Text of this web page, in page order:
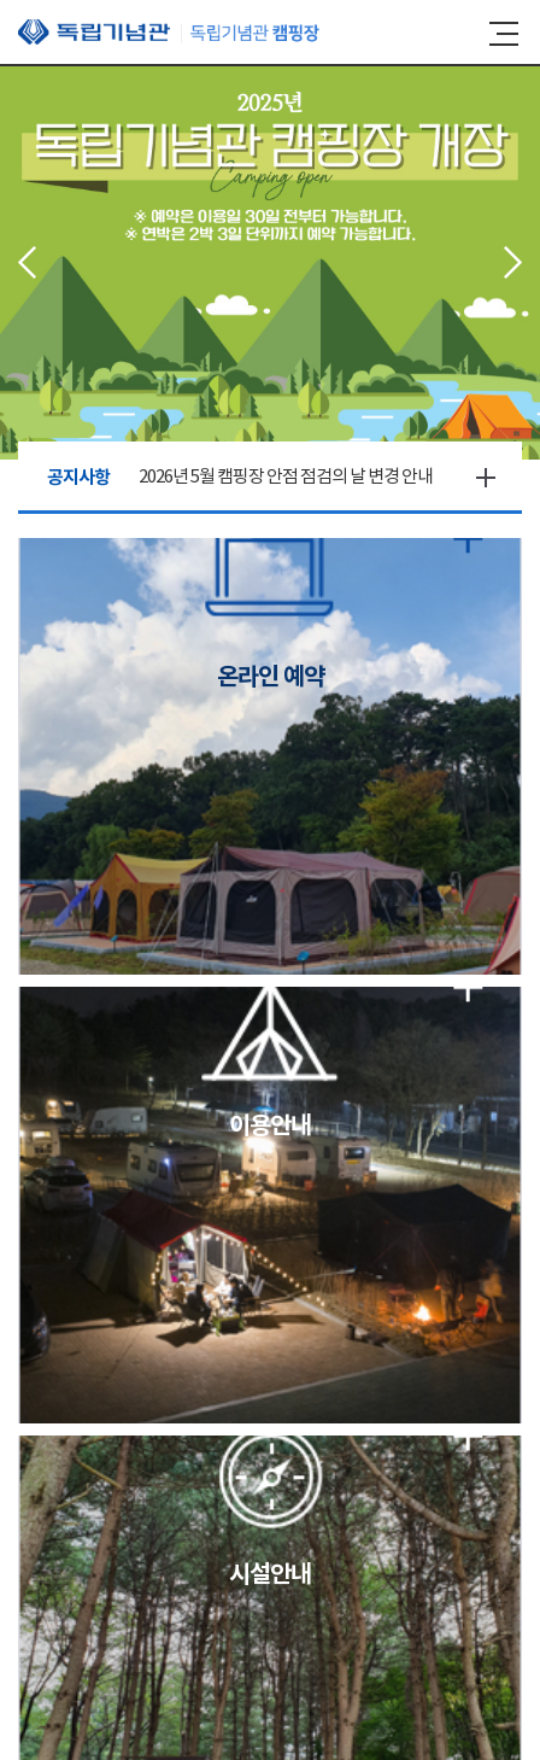
본문 바로가기
공지사항 2026년 5월 캠핑장 안점 점검의 날 변경 안내
캠핑장(9월1일~6일) 미운영 공지
2026년 5월 캠핑장 안점 점검의 날 변경 안내
캠핑장(9월1일~6일) 미운영 공지
2026년 5월 캠핑장 안점 점검의 날 변경 안내
캠핑장(9월1일~6일) 미운영 공지
2026년 5월 캠핑장 안점 점검의 날 변경 안내
캠핑장(9월1일~6일) 미운영 공지
[6/1]전산시스템 점검 및 안정화에 따른 서비스 이용 제한 안내
온라인 예약
이용안내
시설안내